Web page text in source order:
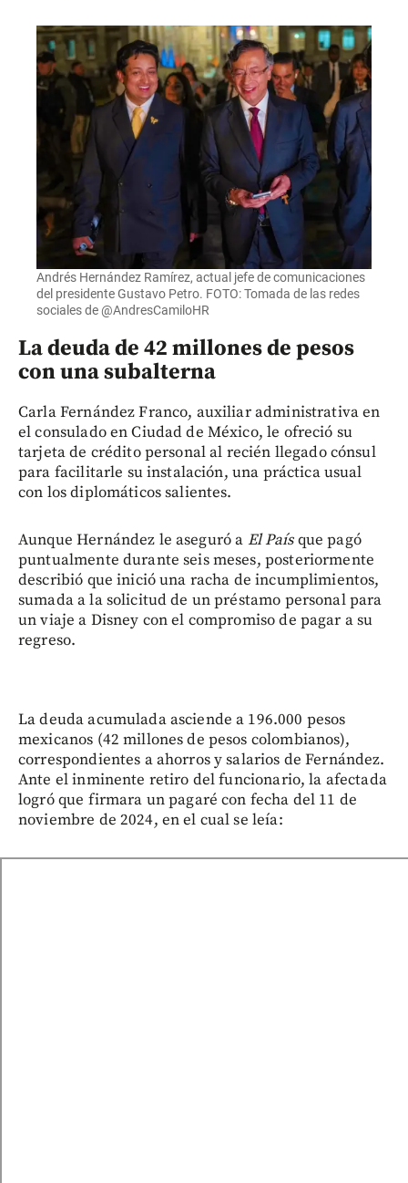
Andrés Hernández Ramírez, actual jefe de comunicaciones
del presidente Gustavo Petro. FOTO: Tomada de las redes
sociales de @AndresCamiloHR
La deuda de 42 millones de pesos
con una subalterna
Carla Fernández Franco, auxiliar administrativa en
el consulado en Ciudad de México, le ofreció su
tarjeta de crédito personal al recién llegado cónsul
para facilitarle su instalación, una práctica usual
con los diplomáticos salientes.
Aunque Hernández le aseguró a El Paísque pagó
puntualmente durante seis meses, posteriormente
describió que inició una racha de incumplimientos,
sumada a la solicitud de un préstamo personal para
un viaje a Disney con el compromiso de pagar a su
regreso.
La deuda acumulada asciende a 196.000 pesos
mexicanos (42 millones de pesos colombianos),
correspondientes a ahorros y salarios de Fernández.
Ante el inminente retiro del funcionario, la afectada
logró que firmara un pagaré con fecha del 11 de
noviembre de 2024, en el cual se leía: